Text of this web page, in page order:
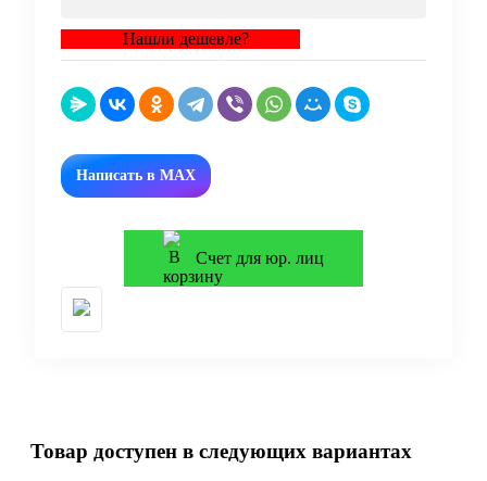
Нашли дешевле?
Написать в MAX
Счет для юр. лиц
Товар доступен в следующих вариантах